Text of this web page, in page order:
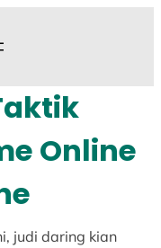
Online
judi daring kian